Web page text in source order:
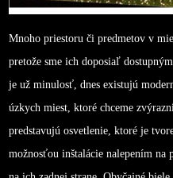
Mnoho priestoru či predmetov v
pretože sme ich doposiaľ
je už minulosť, dnes existujú
úzkych miest, ktoré chceme
predstavujú osvetlenie, ktoré je
možnosťou inštalácie nalepením na